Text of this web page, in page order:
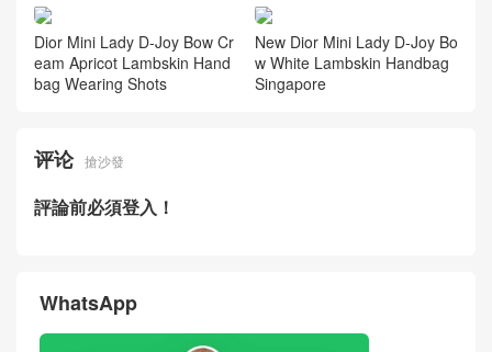
2026 New Dior Cigale Milk T
ea Calfskin Bow Handbag Au
stralia
New Dior Cigale Pink Calfski
n Origami Bow Handbag
r Blue Calfskin Handbag Hon
g Kong